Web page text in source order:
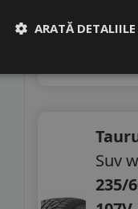
Suv
235/
ARATĂ DETALIILE